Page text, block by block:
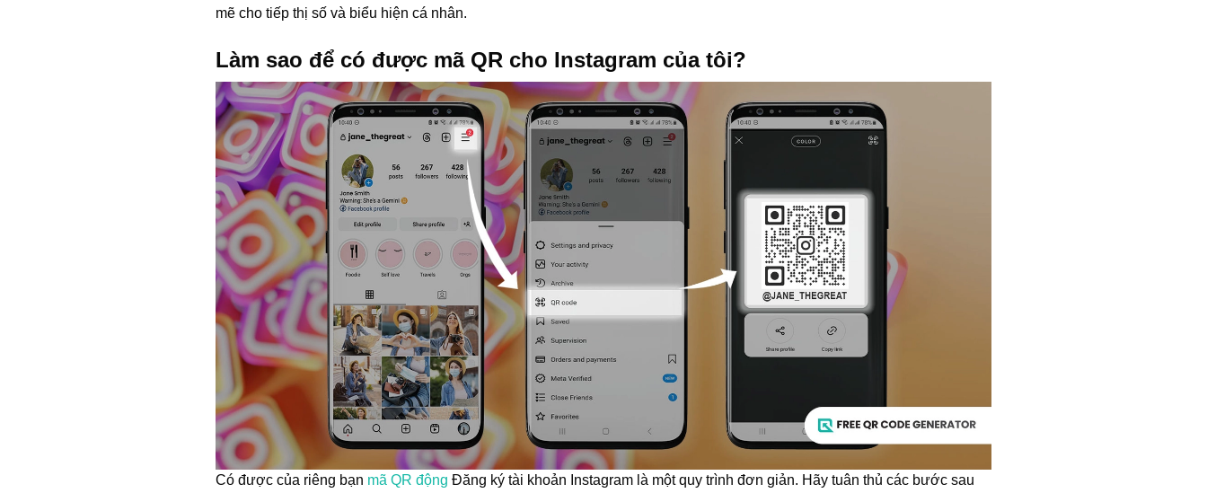
mẽ cho tiếp thị số và biểu hiện cá nhân.
Làm sao để có được mã QR cho Instagram của tôi?
Có được của riêng bạn mã QR động Đăng ký tài khoản Instagram là một quy trình đơn giản. Hãy tuân thủ các bước sau